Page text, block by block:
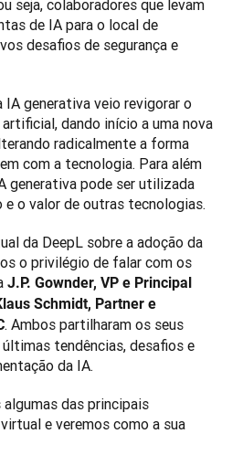
seja, colaboradores que levam
de IA para o local de
desafios de segurança e
IA generativa veio revigorar o
dando início a uma nova
radicalmente a forma
com a tecnologia. Para além
generativa pode ser utilizada
o valor de outras tecnologias.
da DeepL sobre a adoção da
o privilégio de falar com os
J.P. Gownder, VP e Principal
Schmidt, Partner e
. Ambos partilharam os seus
tendências, desafios e
da IA.
das principais
e veremos como a sua